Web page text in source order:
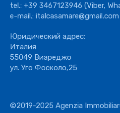
tel.: +39 3467123946 (Viber,
e-mail.: italcasamare@gmail.com
Юридический адрес:
Италия
55049 Виареджо
ул. Уго Фосколо,25
©2019-2025 Agenzia